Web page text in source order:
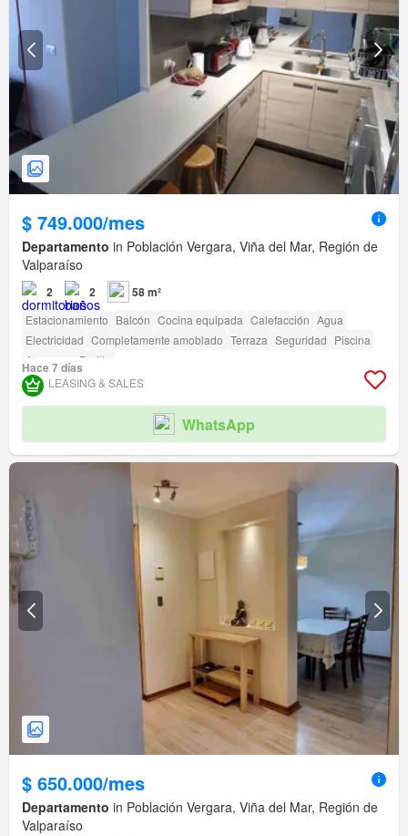
$ 749.000/mes
Departamento in Población Vergara, Viña del Mar, Región de
Valparaíso
2 2 58 m²
Estacionamiento Balcón Cocina equipada Calefacción Agua
Electricidad Completamente amoblado Terraza Seguridad Piscina
Ascensor
Parilla
Hace 7 días
LEASING & SALES
WhatsApp
$ 650.000/mes
Departamento in Población Vergara, Viña del Mar, Región de
Valparaíso